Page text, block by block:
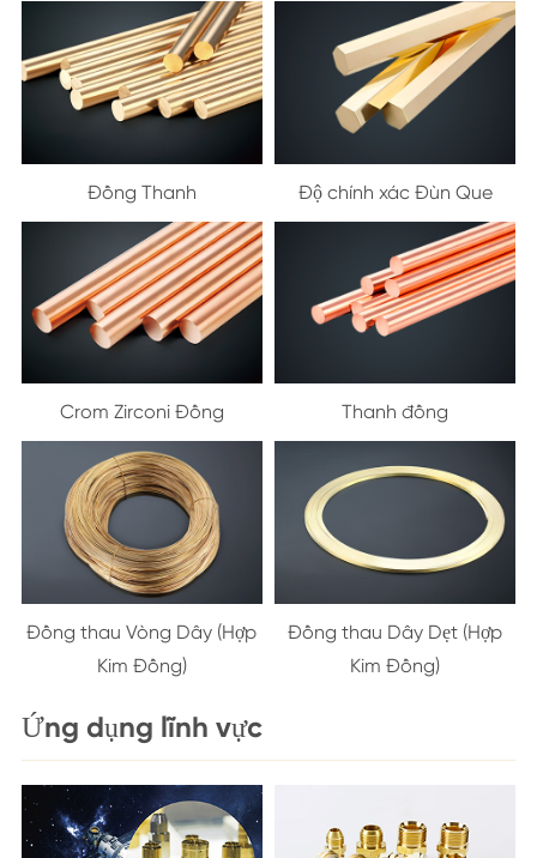
Đồng Thanh Độ chính xác Đùn Que
Crom Zirconi Đồng Thanh đồng
Đồng thau Vòng Dây (Hợp
Kim Đồng)
Đồng thau Dây Dẹt (Hợp
Kim Đồng)
Ứng dụng lĩnh vực